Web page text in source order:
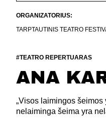
ORGANIZATORIUS:
TARPTAUTINIS TEATRO
#TEATRO REPERTUARAS
ANA
„Visos laimingos
nelaiminga šeima yra